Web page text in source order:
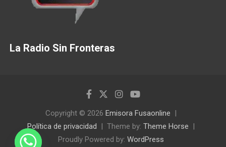
La Radio Sin Fronteras
Copyright © 2026 Emisora Fusaonline
Política de privacidad
Theme by: Theme Horse
Proudly Powered by: WordPress